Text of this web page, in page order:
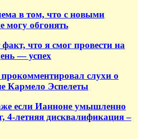
в том, что с новыми
обгонять
что я смог провести на
— успех
слухи о
Кармело Эспелеты
если Ианноне умышленно
4-летняя дисквалификация –